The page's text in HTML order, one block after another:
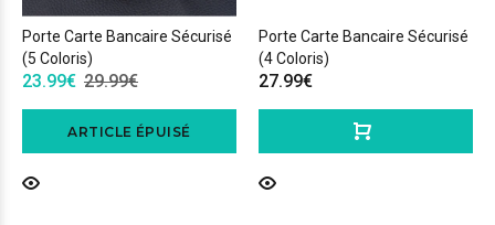
Porte Carte Bancaire Sécurisé
(5 Coloris)
23.99€ 29.99€
ARTICLE ÉPUISÉ
Porte Carte Bancaire Sécurisé
(4 Coloris)
27.99€